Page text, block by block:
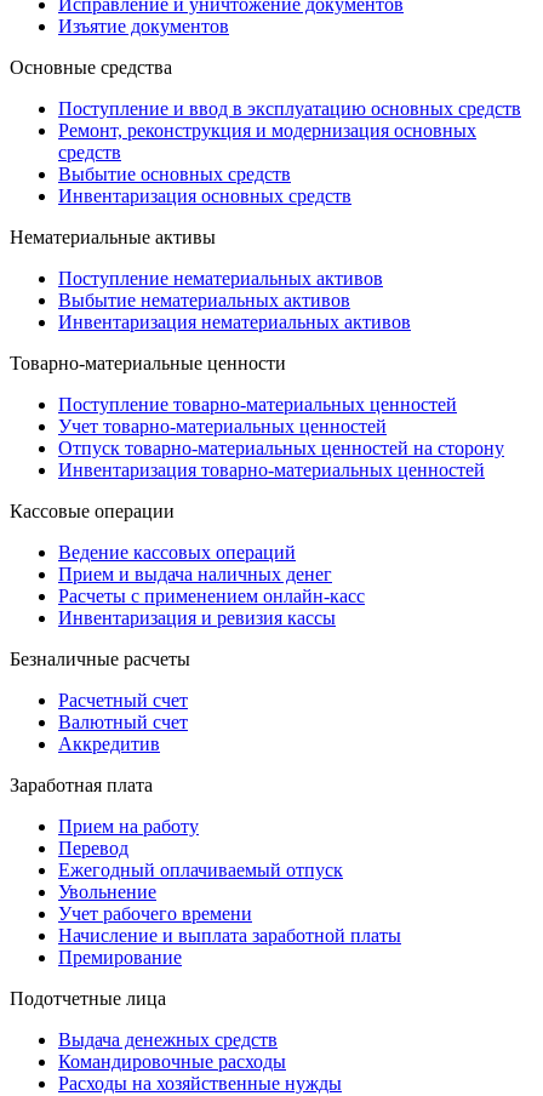
Исправление и уничтожение документов
Изъятие документов
Основные средства
Поступление и ввод в эксплуатацию основных средств
Ремонт, реконструкция и модернизация основных
средств
Выбытие основных средств
Инвентаризация основных средств
Нематериальные активы
Поступление нематериальных активов
Выбытие нематериальных активов
Инвентаризация нематериальных активов
Товарно-материальные ценности
Поступление товарно-материальных ценностей
Учет товарно-материальных ценностей
Отпуск товарно-материальных ценностей на сторону
Инвентаризация товарно-материальных ценностей
Кассовые операции
Ведение кассовых операций
Прием и выдача наличных денег
Расчеты с применением онлайн-касс
Инвентаризация и ревизия кассы
Безналичные расчеты
Расчетный счет
Валютный счет
Аккредитив
Заработная плата
Прием на работу
Перевод
Ежегодный оплачиваемый отпуск
Увольнение
Учет рабочего времени
Начисление и выплата заработной платы
Премирование
Подотчетные лица
Выдача денежных средств
Командировочные расходы
Расходы на хозяйственные нужды